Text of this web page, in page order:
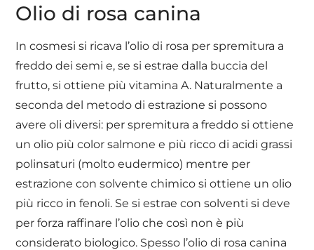
Olio di rosa canina
In cosmesi si ricava l’olio di rosa per spremitura a
freddo dei semi e, se si estrae dalla buccia del
frutto, si ottiene più vitamina A. Naturalmente a
seconda del metodo di estrazione si possono
avere oli diversi: per spremitura a freddo si ottiene
un olio più color salmone e più ricco di acidi grassi
polinsaturi (molto eudermico) mentre per
estrazione con solvente chimico si ottiene un olio
più ricco in fenoli. Se si estrae con solventi si deve
per forza raffinare l’olio che così non è più
considerato biologico. Spesso l’olio di rosa canina